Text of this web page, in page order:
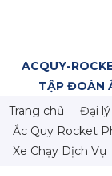
ACQUY-
TẬP ĐOÀN
Trang chủ
Đại lý
Ắc Quy Rocket
Xe Chạy Dịch Vụ